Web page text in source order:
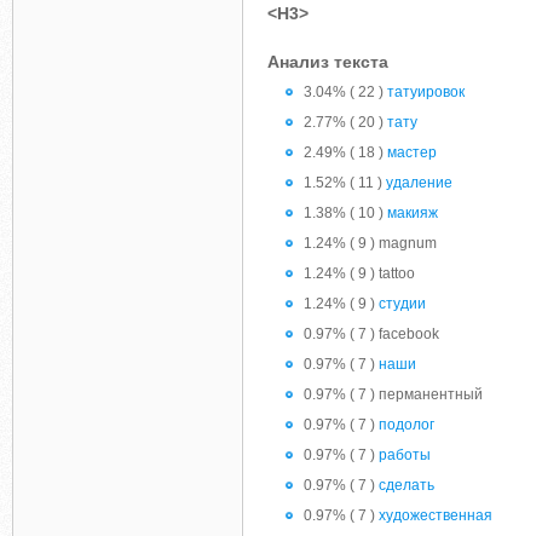
<H3>
Анализ текста
3.04% ( 22 ) татуировок
2.77% ( 20 ) тату
2.49% ( 18 ) мастер
1.52% ( 11 ) удаление
1.38% ( 10 ) макияж
1.24% ( 9 ) magnum
1.24% ( 9 ) tattoo
1.24% ( 9 ) студии
0.97% ( 7 ) facebook
0.97% ( 7 ) наши
0.97% ( 7 ) перманентный
0.97% ( 7 ) подолог
0.97% ( 7 ) работы
0.97% ( 7 ) сделать
0.97% ( 7 ) художественная